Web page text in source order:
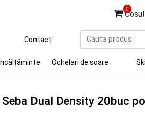
0
Contact
Încălțăminte Ochelari de soare Ski
Dual Density 20buc